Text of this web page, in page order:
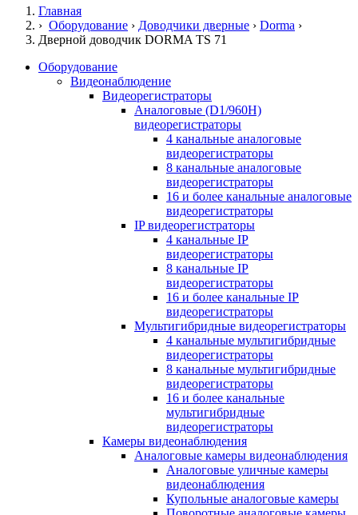
Главная
› Оборудование › Доводчики дверные › Dorma ›
Дверной доводчик DORMA TS 71
Оборудование
Видеонаблюдение
Видеорегистраторы
Аналоговые (D1/960H)
видеорегистраторы
4 канальные аналоговые
видеорегистраторы
8 канальные аналоговые
видеорегистраторы
16 и более канальные аналоговые
видеорегистраторы
IP видеорегистраторы
4 канальные IP
видеорегистраторы
8 канальные IP
видеорегистраторы
16 и более канальные IP
видеорегистраторы
Мультигибридные видеорегистраторы
4 канальные мультигибридные
видеорегистраторы
8 канальные мультигибридные
видеорегистраторы
16 и более канальные
мультигибридные
видеорегистраторы
Камеры видеонаблюдения
Аналоговые камеры видеонаблюдения
Аналоговые уличные камеры
видеонаблюдения
Купольные аналоговые камеры